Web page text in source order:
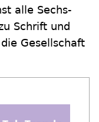
alle Sechs-
Schrift und
Gesellschaft